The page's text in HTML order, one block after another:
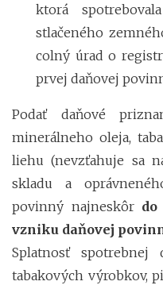
ktorá
stlačeného
colný úrad o
prvej daňovej
Podať daňové
minerálneho oleja,
liehu (nevzťahuje sa
skladu a
povinný najneskôr
vzniku daňovej
Splatnosť spotrebnej
tabakových výrobkov,